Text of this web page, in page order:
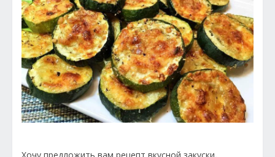
Хочу предложить вам рецепт вкусной закуски,